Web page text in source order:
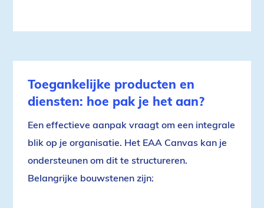
Toegankelijke producten en
diensten: hoe pak je het aan?
Een effectieve aanpak vraagt om een integrale
blik op je organisatie. Het EAA Canvas kan je
ondersteunen om dit te structureren.
Belangrijke bouwstenen zijn: